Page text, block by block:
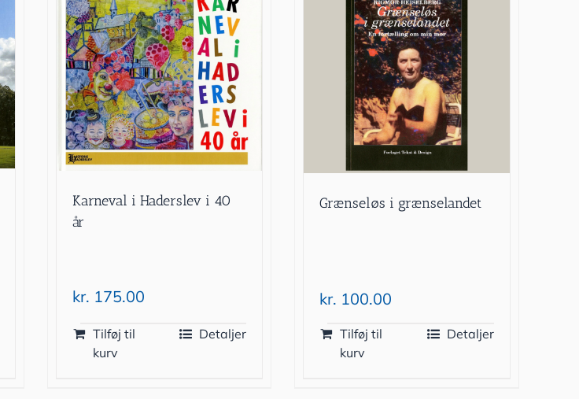
Karneval i Haderslev i 40
år
kr. 175.00
Tilføj til
kurv
Detaljer
Grænseløs i grænselandet
kr. 100.00
Tilføj til
kurv
Detaljer